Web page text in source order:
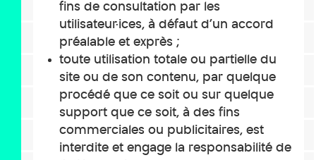
fins de consultation par les
utilisateur·ices, à défaut d’un accord
préalable et exprès ;
toute utilisation totale ou partielle du
site ou de son contenu, par quelque
procédé que ce soit ou sur quelque
support que ce soit, à des fins
commerciales ou publicitaires, est
interdite et engage la responsabilité de